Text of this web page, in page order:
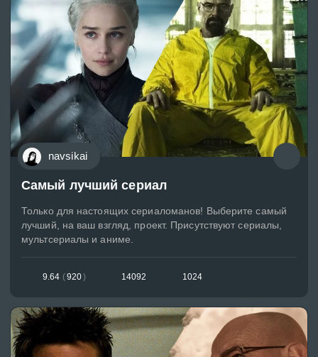
navsikai
Самый лучший сериал
Только для настоящих сериаломанов! Выберите самый
лучший, на ваш взгляд, проект. Присутствуют сериалы,
мультсериалы и аниме.
9.64 (920) 14092 1024